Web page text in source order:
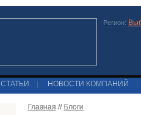
Регион:
СТАТЬИ НОВОСТИ КОМПАНИЙ
Главная // Блоги